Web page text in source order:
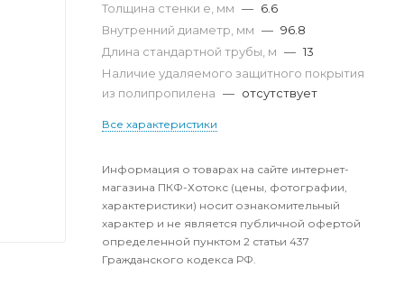
Толщина стенки e, мм — 6.6
Внутренний диаметр, мм — 96.8
Длина стандартной трубы, м — 13
Наличие удаляемого защитного покрытия
из полипропилена — отсутствует
Все характеристики
Информация о товарах на сайте интернет-
магазина ПКФ-Хотокс (цены, фотографии,
характеристики) носит ознакомительный
характер и не является публичной офертой
определенной пунктом 2 статьи 437
Гражданского кодекса РФ.